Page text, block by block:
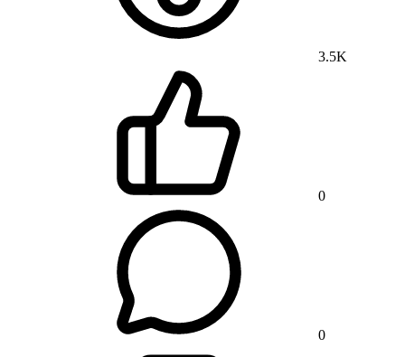
3.5K
0
0